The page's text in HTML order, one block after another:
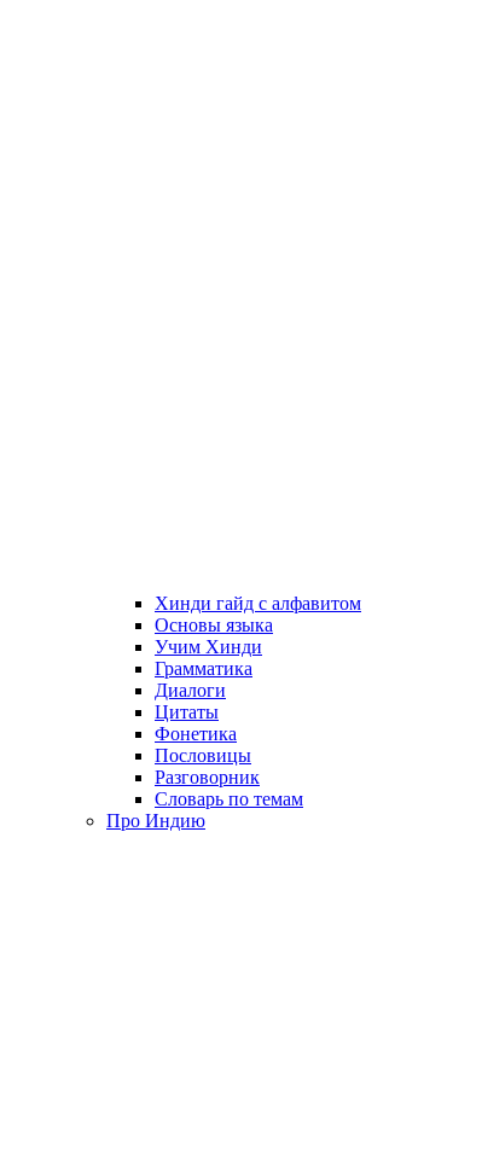
Хинди гайд с алфавитом
Основы языка
Учим Хинди
Грамматика
Диалоги
Цитаты
Фонетика
Пословицы
Разговорник
Словарь по темам
Про Индию